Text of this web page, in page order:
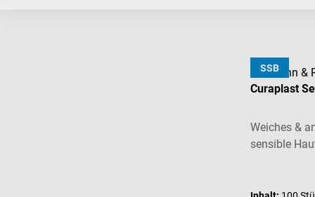
SSB
Lohmann &
Curaplast
Weiches &
sensible